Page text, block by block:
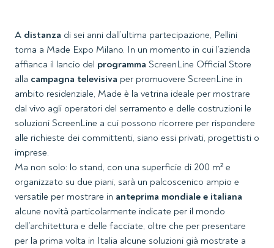
A distanza di sei anni dall’ultima partecipazione, Pellini
torna a Made Expo Milano. In un momento in cui l’azienda
affianca il lancio del programma ScreenLine Official Store
alla campagna televisiva per promuovere ScreenLine in
ambito residenziale, Made è la vetrina ideale per mostrare
dal vivo agli operatori del serramento e delle costruzioni le
soluzioni ScreenLine a cui possono ricorrere per rispondere
alle richieste dei committenti, siano essi privati, progettisti o
imprese.
Ma non solo: lo stand, con una superficie di 200 m² e
organizzato su due piani, sarà un palcoscenico ampio e
versatile per mostrare in anteprima mondiale e italiana
alcune novità particolarmente indicate per il mondo
dell’architettura e delle facciate, oltre che per presentare
per la prima volta in Italia alcune soluzioni già mostrate a